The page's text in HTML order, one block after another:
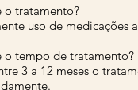
o tratamento?
uso de medicações
o tempo de tratamento?
3 a 12 meses o